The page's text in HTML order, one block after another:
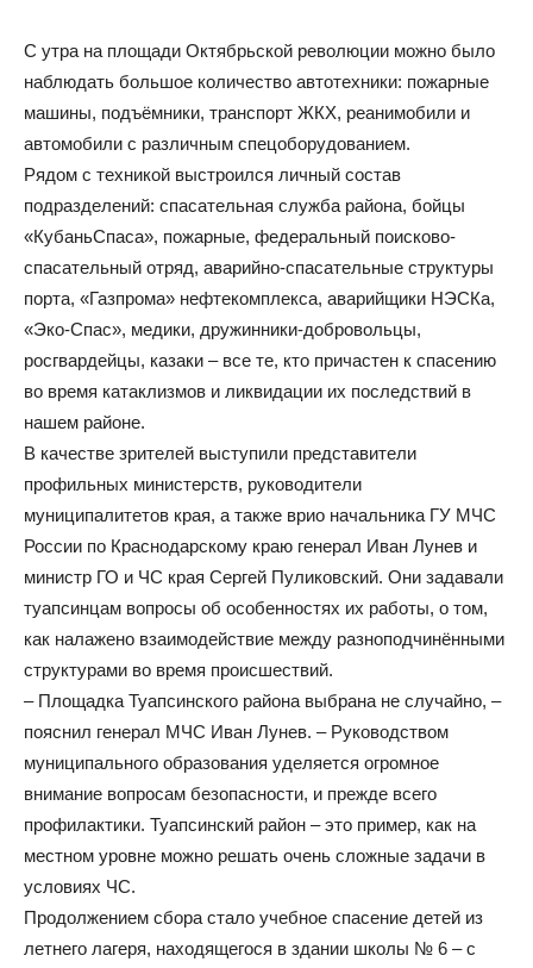
С утра на площади Октябрьской революции можно было
наблюдать большое количество автотехники: пожарные
машины, подъёмники, транспорт ЖКХ, реанимобили и
автомобили с различным спецоборудованием.
Рядом с техникой выстроился личный состав
подразделений: спасательная служба района, бойцы
«КубаньСпаса», пожарные, федеральный поисково-
спасательный отряд, аварийно-спасательные структуры
порта, «Газпрома» нефтекомплекса, аварийщики НЭСКа,
«Эко-Спас», медики, дружинники-добровольцы,
росгвардейцы, казаки – все те, кто причастен к спасению
во время катаклизмов и ликвидации их последствий в
нашем районе.
В качестве зрителей выступили представители
профильных министерств, руководители
муниципалитетов края, а также врио начальника ГУ МЧС
России по Краснодарскому краю генерал Иван Лунев и
министр ГО и ЧС края Сергей Пуликовский. Они задавали
туапсинцам вопросы об особенностях их работы, о том,
как налажено взаимодействие между разноподчинёнными
структурами во время происшествий.
– Площадка Туапсинского района выбрана не случайно, –
пояснил генерал МЧС Иван Лунев. – Руководством
муниципального образования уделяется огромное
внимание вопросам безопасности, и прежде всего
профилактики. Туапсинский район – это пример, как на
местном уровне можно решать очень сложные задачи в
условиях ЧС.
Продолжением сбора стало учебное спасение детей из
летнего лагеря, находящегося в здании школы № 6 – с